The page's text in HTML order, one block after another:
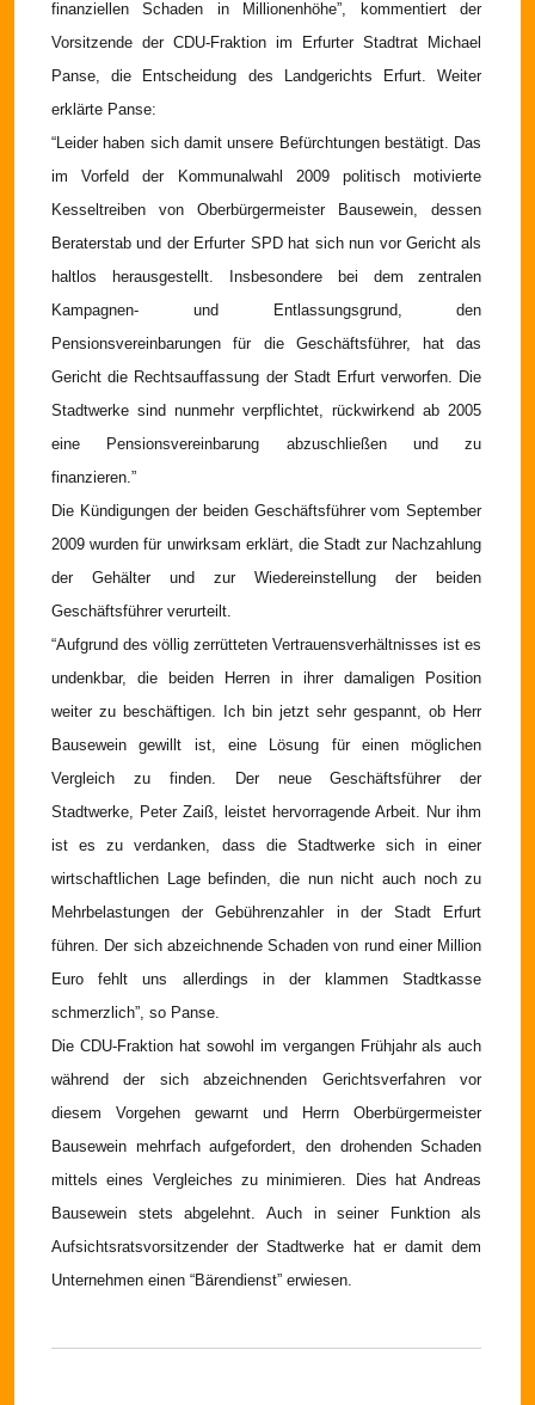
finanziellen Schaden in Millionenhöhe”, kommentiert der
Vorsitzende der CDU-Fraktion im Erfurter Stadtrat Michael
Panse, die Entscheidung des Landgerichts Erfurt. Weiter
erklärte Panse:
“Leider haben sich damit unsere Befürchtungen bestätigt. Das
im Vorfeld der Kommunalwahl 2009 politisch motivierte
Kesseltreiben von Oberbürgermeister Bausewein, dessen
Beraterstab und der Erfurter SPD hat sich nun vor Gericht als
haltlos herausgestellt. Insbesondere bei dem zentralen
Kampagnen- und Entlassungsgrund, den
Pensionsvereinbarungen für die Geschäftsführer, hat das
Gericht die Rechtsauffassung der Stadt Erfurt verworfen. Die
Stadtwerke sind nunmehr verpflichtet, rückwirkend ab 2005
eine Pensionsvereinbarung abzuschließen und zu
finanzieren.”
Die Kündigungen der beiden Geschäftsführer vom September
2009 wurden für unwirksam erklärt, die Stadt zur Nachzahlung
der Gehälter und zur Wiedereinstellung der beiden
Geschäftsführer verurteilt.
“Aufgrund des völlig zerrütteten Vertrauensverhältnisses ist es
undenkbar, die beiden Herren in ihrer damaligen Position
weiter zu beschäftigen. Ich bin jetzt sehr gespannt, ob Herr
Bausewein gewillt ist, eine Lösung für einen möglichen
Vergleich zu finden. Der neue Geschäftsführer der
Stadtwerke, Peter Zaiß, leistet hervorragende Arbeit. Nur ihm
ist es zu verdanken, dass die Stadtwerke sich in einer
wirtschaftlichen Lage befinden, die nun nicht auch noch zu
Mehrbelastungen der Gebührenzahler in der Stadt Erfurt
führen. Der sich abzeichnende Schaden von rund einer Million
Euro fehlt uns allerdings in der klammen Stadtkasse
schmerzlich”, so Panse.
Die CDU-Fraktion hat sowohl im vergangen Frühjahr als auch
während der sich abzeichnenden Gerichtsverfahren vor
diesem Vorgehen gewarnt und Herrn Oberbürgermeister
Bausewein mehrfach aufgefordert, den drohenden Schaden
mittels eines Vergleiches zu minimieren. Dies hat Andreas
Bausewein stets abgelehnt. Auch in seiner Funktion als
Aufsichtsratsvorsitzender der Stadtwerke hat er damit dem
Unternehmen einen “Bärendienst” erwiesen.